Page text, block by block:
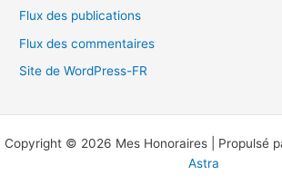
Flux des publications
Flux des commentaires
Site de WordPress-FR
Copyright © 2026 Mes Honoraires | Propulsé
Astra